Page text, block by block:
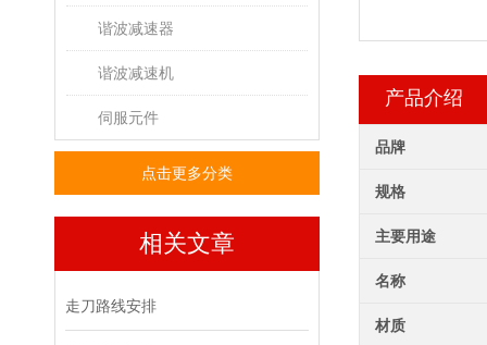
谐波减速器
谐波减速机
伺服元件
点击更多分类
相关文章
走刀路线安排
产品介绍
品牌
规格
主要用途
名称
材质